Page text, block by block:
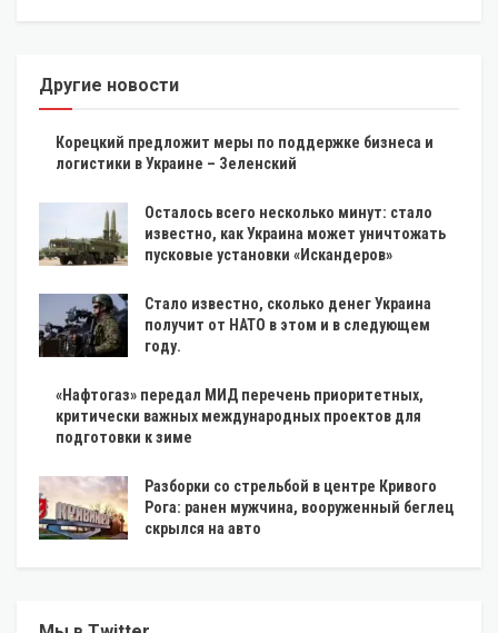
Другие новости
Корецкий предложит меры по поддержке бизнеса и
логистики в Украине – Зеленский
Осталось всего несколько минут: стало
известно, как Украина может уничтожать
пусковые установки «Искандеров»
Стало известно, сколько денег Украина
получит от НАТО в этом и в следующем
году.
«Нафтогаз» передал МИД перечень приоритетных,
критически важных международных проектов для
подготовки к зиме
Разборки со стрельбой в центре Кривого
Рога: ранен мужчина, вооруженный беглец
скрылся на авто